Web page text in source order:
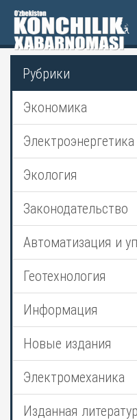
Рубрики
Экономика
Электроэнергетика
Экология
Законодательство
Автоматизация и
Геотехнология
Информация
Новые издания
Электромеханика
Изданная